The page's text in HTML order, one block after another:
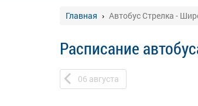
Главная Автобус Стрелка -
Расписание
06 августа